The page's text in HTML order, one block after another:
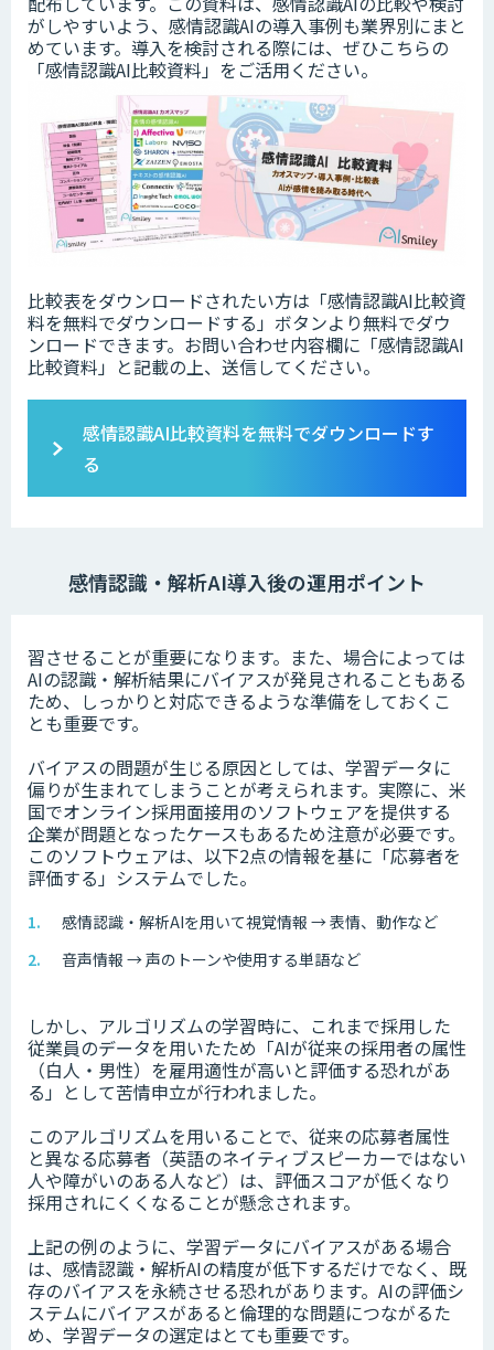
がしやすいよう、感情認識AIの導入事例も業界別にまと
めています。導入を検討される際には、ぜひこちらの
「感情認識AI比較資料」をご活用ください。
比較表をダウンロードされたい方は「感情認識AI比較資
料を無料でダウンロードする」ボタンより無料でダウ
ンロードできます。お問い合わせ内容欄に「感情認識AI
比較資料」と記載の上、送信してください。
感情認識AI比較資料を無料でダウンロードす
る
感情認識・解析AI導入後の運用ポイント
習させることが重要になります。また、場合によっては
AIの認識・解析結果にバイアスが発見されることもある
ため、しっかりと対応できるような準備をしておくこ
とも重要です。
バイアスの問題が生じる原因としては、学習データに
偏りが生まれてしまうことが考えられます。実際に、米
国でオンライン採用面接用のソフトウェアを提供する
企業が問題となったケースもあるため注意が必要です。
このソフトウェアは、以下2点の情報を基に「応募者を
評価する」システムでした。
感情認識・解析AIを用いて視覚情報 → 表情、動作など
音声情報 → 声のトーンや使用する単語など
しかし、アルゴリズムの学習時に、これまで採用した
従業員のデータを用いたため「AIが従来の採用者の属性
（白人・男性）を雇用適性が高いと評価する恐れがあ
る」として苦情申立が行われました。
このアルゴリズムを用いることで、従来の応募者属性
と異なる応募者（英語のネイティブスピーカーではない
人や障がいのある人など）は、評価スコアが低くなり
採用されにくくなることが懸念されます。
上記の例のように、学習データにバイアスがある場合
は、感情認識・解析AIの精度が低下するだけでなく、既
存のバイアスを永続させる恐れがあります。AIの評価シ
ステムにバイアスがあると倫理的な問題につながるた
め、学習データの選定はとても重要です。